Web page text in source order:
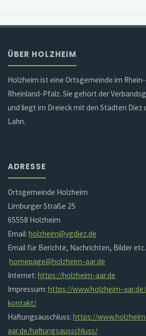
ÜBER HOLZHEIM
Holzheim ist eine Ortsgemeinde im
Rheinland-Pfalz. Sie gehört der
und liegt im Dreieck mit den Städten Diez
Lahn.
ADRESSE
Ortsgemeinde Holzheim
Limburger Straße 25
65558 Holzheim
Email:holzheim@vgdiez.de
Email für Berichte, Nachrichten, Bilder
homepage@holzheim-aar.de
Internet:https://holzheim-aar.de
Impressum:https://www.holzheim-
kontakt/
Haftungsauschluss:https://
aar.de/haftungsausschluss/